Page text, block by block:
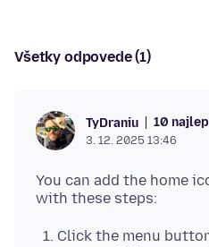
Všetky odpovede (1)
TyDraniu 10
3. 12. 2025 13:46
You can add the home
Click the menu